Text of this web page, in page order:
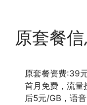
原套餐
原套餐资费:39
首月免费，流量
后5元/GB，语